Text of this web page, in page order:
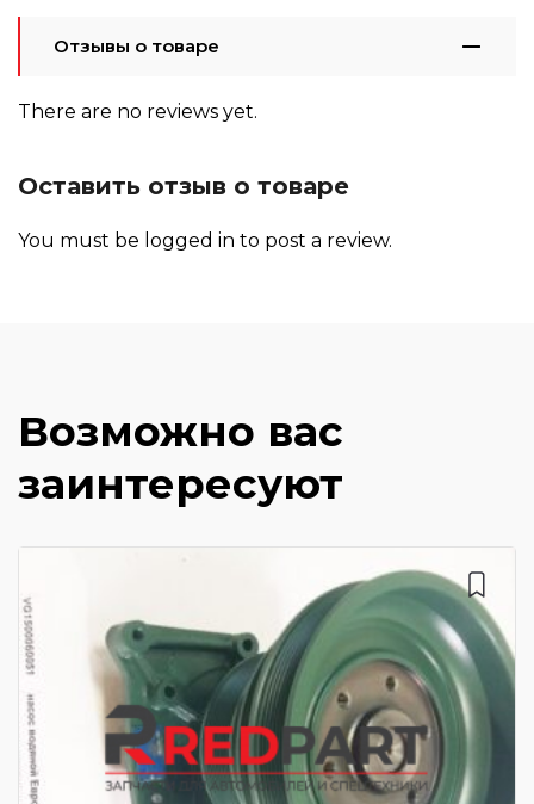
Отзывы о товаре
There are no reviews yet.
Оставить отзыв о товаре
You must be logged in to post a review.
Возможно вас
заинтересуют